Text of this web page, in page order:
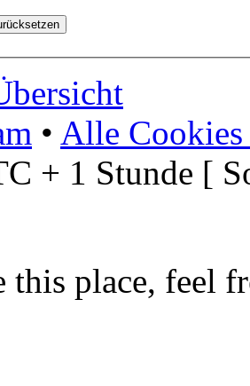
• Alle Cookies
+ 1 Stunde [
place, feel